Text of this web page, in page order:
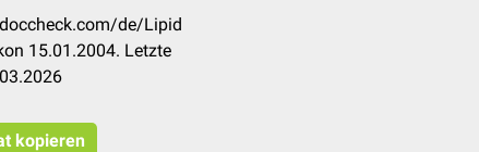
de/Lipid
15.01.2004. Letzte
kopieren